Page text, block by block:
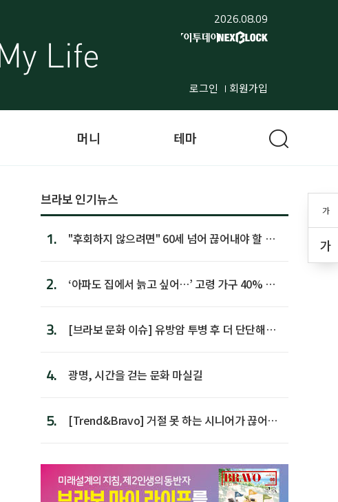
2026.08.09
로그인 회원가입
가
가
머니 테마
브라보 인기뉴스
1.
"후회하지 않으려면" 60세 넘어 끊어내야 할 사
2.
‘아파도 집에서 늙고 싶어…’ 고령 가구 40% 노
3.
[브라보 문화 이슈] 유방암 투병 후 더 단단해진
4. 광명, 시간을 걷는 문화 마실길
5.
[Trend&Bravo] 거절 못 하는 시니어가 끊어야